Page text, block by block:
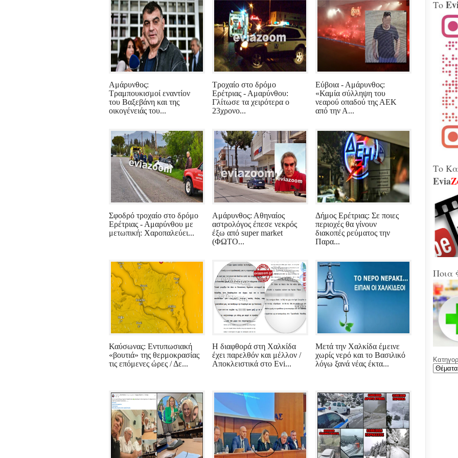
Αμάρυνθος:
Τραμπουκισμοί εναντίον
του Βαξεβάνη και της
οικογένειάς του...
Τροχαίο στο δρόμο
Ερέτριας - Αμαρύνθου:
Γλίτωσε τα χειρότερα ο
23χρονο...
Εύβοια - Αμάρυνθος:
«Καμία σύλληψη του
νεαρού οπαδού της ΑΕΚ
από την Α...
Σφοδρό τροχαίο στο δρόμο
Ερέτριας - Αμαρύνθου με
μετωπική: Χαροπαλεύει...
Αμάρυνθος: Αθηναίος
αστρολόγος έπεσε νεκρός
έξω από super market
(ΦΩΤΟ...
Δήμος Ερέτριας: Σε ποιες
περιοχές θα γίνουν
διακοπές ρεύματος την
Παρα...
Καύσωνας: Εντυπωσιακή
«βουτιά» της θερμοκρασίας
τις επόμενες ώρες / Δε...
Η διαφθορά στη Χαλκίδα
έχει παρελθόν και μέλλον /
Αποκλειστικά στο Evi...
Μετά την Χαλκίδα έμεινε
χωρίς νερό και το Βασιλικό
λόγω ξανά νέας έκτα...
240
Τα
το
Στα
την
Το
Το
Evia
Ποια